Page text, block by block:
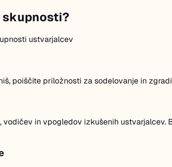
skupnosti?
ustvarjalcev
poiščite priložnosti za sodelovanje in
vodičev in vpogledov izkušenih